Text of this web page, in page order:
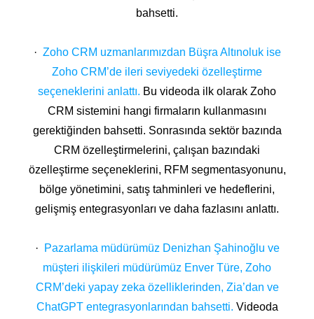
bahsetti.
· Zoho CRM uzmanlarımızdan Büşra Altınoluk ise
Zoho CRM’de ileri seviyedeki özelleştirme
seçeneklerini anlattı. Bu videoda ilk olarak Zoho
CRM sistemini hangi firmaların kullanmasını
gerektiğinden bahsetti. Sonrasında sektör bazında
CRM özelleştirmelerini, çalışan bazındaki
özelleştirme seçeneklerini, RFM segmentasyonunu,
bölge yönetimini, satış tahminleri ve hedeflerini,
gelişmiş entegrasyonları ve daha fazlasını anlattı.
·
Pazarlama müdürümüz Denizhan Şahinoğlu ve
müşteri ilişkileri müdürümüz Enver Türe, Zoho
CRM’deki yapay zeka özelliklerinden, Zia’dan ve
ChatGPT entegrasyonlarından bahsetti. Videoda